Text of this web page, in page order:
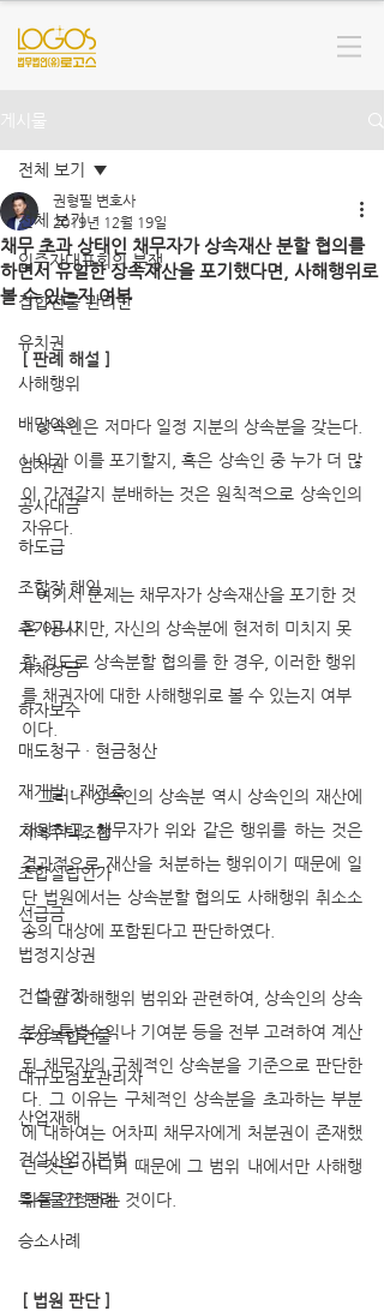
게시물
전체 보기
입주자대표회의 분쟁
집합건물 관리단
유치권
사해행위
배당이의
임차권
공사대금
하도급
조합장 해임
추가공사
지체상금
하자보수
매도청구 · 현금청산
재개발 · 재건축
지역주택조합
조합설립인가
선급금
법정지상권
건설 감정
주상복합건물
대규모점포관리자
산업재해
건설산업기본법
특수물건 판례
승소사례
전체 보기
채무 초과 상태인 채무자가 상속재산 분할 협의를
하면서 유일한 상속재산을 포기했다면, 사해행위로
볼 수 있는지 여부
권형필 변호사
2019년 12월 19일
[ 판례 해설 ]
   상속인은 저마다 일정 지분의 상속분을 갖는다.
나아가 이를 포기할지, 혹은 상속인 중 누가 더 많
이 가져갈지 분배하는 것은 원칙적으로 상속인의
자유다.
   여기서 문제는 채무자가 상속재산을 포기한 것
은 아니지만, 자신의 상속분에 현저히 미치지 못
할 정도로 상속분할 협의를 한 경우, 이러한 행위
를 채권자에 대한 사해행위로 볼 수 있는지 여부
이다.
   그러나 상속인의 상속분 역시 상속인의 재산에
해당하고, 채무자가 위와 같은 행위를 하는 것은
결과적으로 재산을 처분하는 행위이기 때문에 일
단 법원에서는 상속분할 협의도 사해행위 취소소
송의 대상에 포함된다고 판단하였다.
   다만 사해행위 범위와 관련하여, 상속인의 상속
분은 특별수익나 기여분 등을 전부 고려하여 계산
된 채무자의 구체적인 상속분을 기준으로 판단한
다. 그 이유는 구체적인 상속분을 초과하는 부분
에 대하여는 어차피 채무자에게 처분권이 존재했
던 것은 아니기 때문에 그 범위 내에서만 사해행
위를 인정하는 것이다.
[ 법원 판단 ]